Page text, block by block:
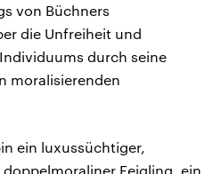
von Büchners
die Unfreiheit und
durch seine
moralisierenden
ein luxussüchtiger,
Feigling, ein